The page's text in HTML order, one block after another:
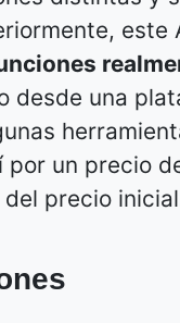
desde una
por un precio
precio